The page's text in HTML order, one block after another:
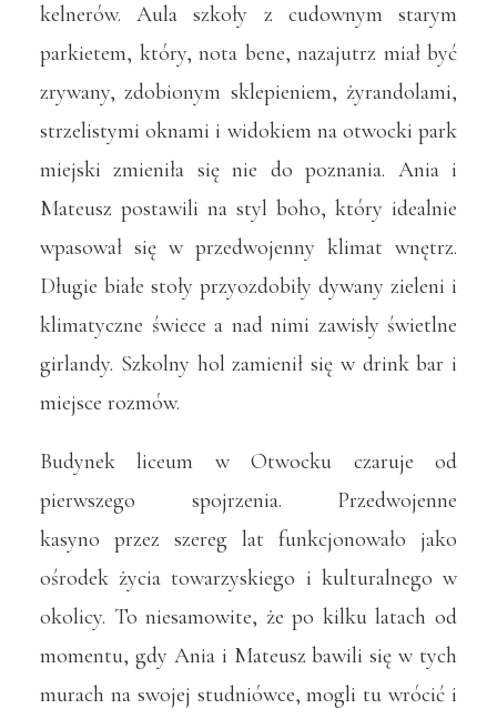
kelnerów. Aula szkoły z cudownym starym
parkietem, który, nota bene, nazajutrz miał być
zrywany, zdobionym sklepieniem, żyrandolami,
strzelistymi oknami i widokiem na otwocki park
miejski zmieniła się nie do poznania. Ania i
Mateusz postawili na styl boho, który idealnie
wpasował się w przedwojenny klimat wnętrz.
Długie białe stoły przyozdobiły dywany zieleni i
klimatyczne świece a nad nimi zawisły świetlne
girlandy. Szkolny hol zamienił się w drink bar i
miejsce rozmów.
Budynek liceum w Otwocku czaruje od
pierwszego spojrzenia. Przedwojenne
kasyno przez szereg lat funkcjonowało jako
ośrodek życia towarzyskiego i kulturalnego w
okolicy. To niesamowite, że po kilku latach od
momentu, gdy Ania i Mateusz bawili się w tych
murach na swojej studniówce, mogli tu wrócić i